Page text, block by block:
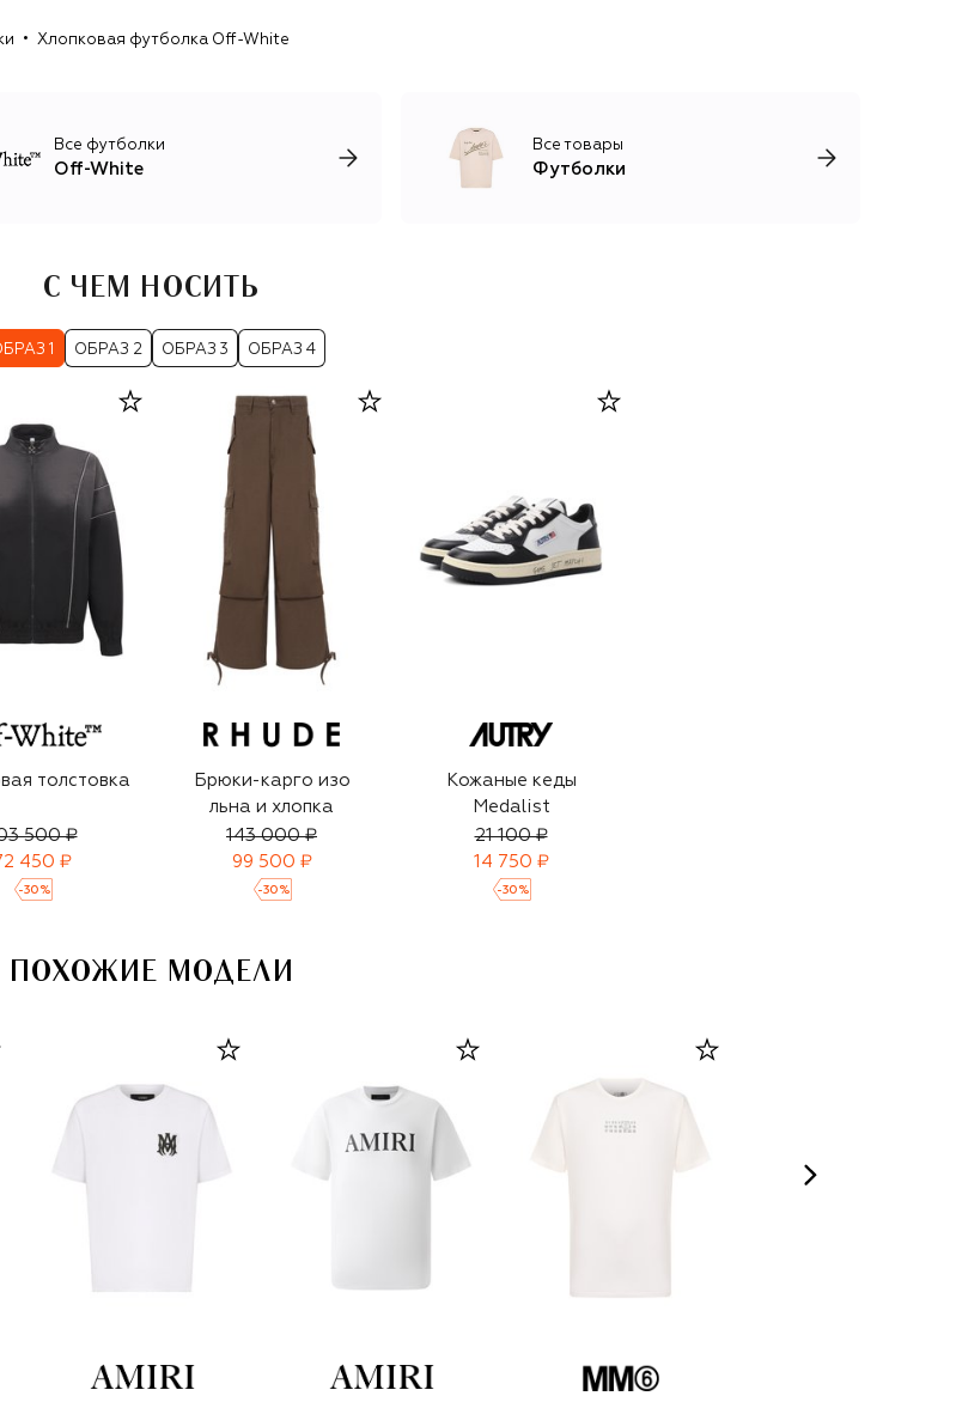
бренд сохранил мультидисциплинарный
которому визуальный язык бренда
обогатился.
Хлопковая футболка Off-White
Все футболки
Off-White
Все товары
Футболки
С ЧЕМ НОСИТЬ
1 ОБРАЗ 2 ОБРАЗ 3 ОБРАЗ 4
толстовка
500 ₽
450 ₽
-30 %
Брюки-карго изо
льна и хлопка
143 000 ₽
99 500 ₽
-30 %
Кожаные кеды
Medalist
21 100 ₽
14 750 ₽
-30 %
ПОХОЖИЕ МОДЕЛИ